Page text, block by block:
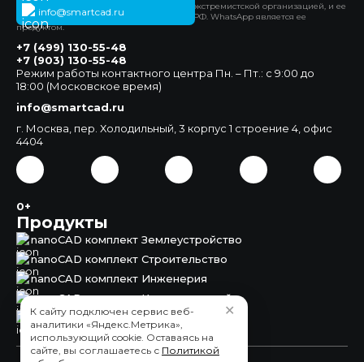
info@smartcad.ru
*Компания Meta Platforms Inc. признана экстремистской организацией, и ее
деятельность запрещена на территории РФ. WhatsApp является ее
продуктом.
Продукты
nanoCAD комплект Землеустройство
nanoCAD комплект Строительство
nanoCAD комплект Инженерия
nanoCAD комплект Корпоративный
nanoCAD Землеустройство
+7 (499) 130-55-48
+7 (903) 130-55-48
Режим работы контактного центра Пн. – Пт.: с 9:00 до
18:00 (Московское время)
info@smartcad.ru
г. Москва, пер. Холодильный, 3 корпус 1 строение 4, офис
4404
0+
К сайту подключен сервис веб-
аналитики «Яндекс.Метрика»,
использующий cookie. Оставаясь на
сайте, вы соглашаетесь с Политикой
✕